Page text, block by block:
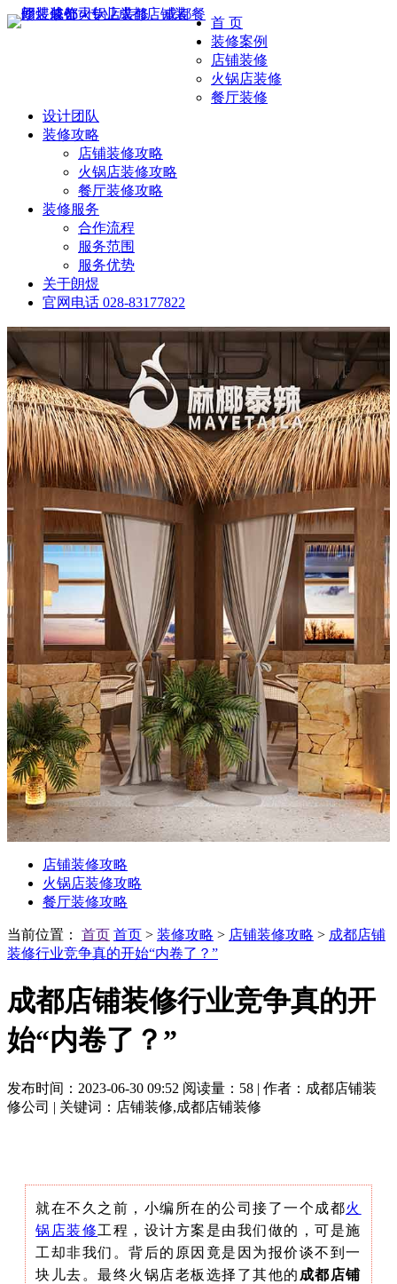
首 页
装修案例
店铺装修
火锅店装修
餐厅装修
设计团队
装修攻略
店铺装修攻略
火锅店装修攻略
餐厅装修攻略
装修服务
合作流程
服务范围
服务优势
关于朗煜
官网电话 028-83177822
店铺装修攻略
火锅店装修攻略
餐厅装修攻略
当前位置： 首页 首页 > 装修攻略 > 店铺装修攻略 > 成都店铺
装修行业竞争真的开始“内卷了？”
成都店铺装修行业竞争真的开
始“内卷了？”
发布时间：2023-06-30 09:52 阅读量：58 | 作者：成都店铺装
修公司 | 关键词：店铺装修,成都店铺装修
就在不久之前，小编所在的公司接了一个成都火
锅店装修工程，设计方案是由我们做的，可是施
工却非我们。背后的原因竟是因为报价谈不到一
块儿去。最终火锅店老板选择了其他的 成都店铺